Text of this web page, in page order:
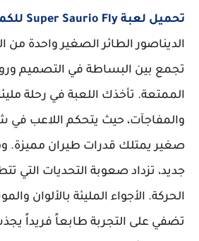
تحميل لعبة Super Saurio Fly للكمبيوتر
الديناصور الطائر الصغير واحدة من
تجمع بين البساطة في التصميم
الممتعة. تأخذك اللعبة في رحلة
والمفاجآت، حيث يتحكم اللاعب في
صغير يمتلك قدرات طيران
جديد، تزداد صعوبة التحديات التي
الحركة. الأجواء المليئة بالألوان
تضفي على التجربة طابعاً فريداً